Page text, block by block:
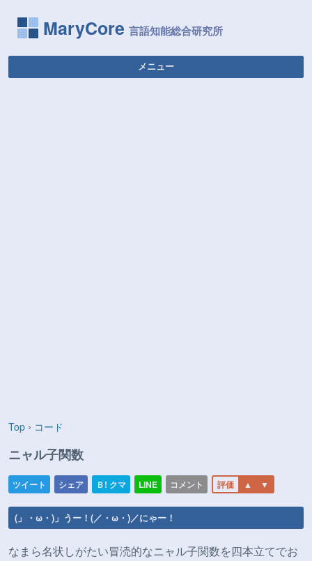
MaryCore
メニュー
Top › コード
ニャル子関数
(」・ω・)」うー！(／・ω・)／にゃー！
なまら名状しがたい冒涜的なニャル子関数を四本立てでお